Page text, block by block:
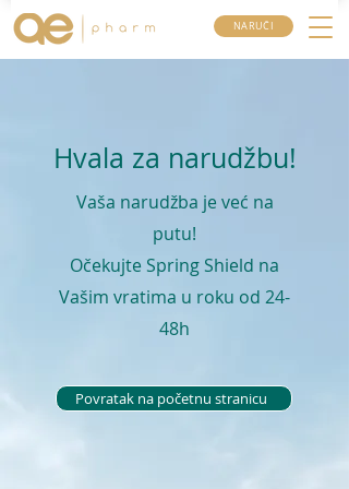
NARUČI
Hvala za narudžbu!
Vaša narudžba je već na
putu!
Očekujte Spring Shield na
Vašim vratima u roku od 24-
48h
Povratak na početnu stranicu